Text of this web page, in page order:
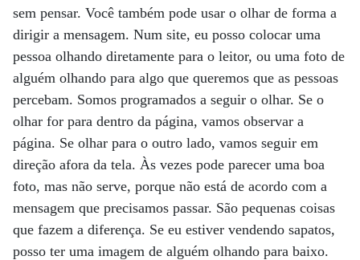
sem pensar. Você também pode usar o olhar de forma a
dirigir a mensagem. Num site, eu posso colocar uma
pessoa olhando diretamente para o leitor, ou uma foto de
alguém olhando para algo que queremos que as pessoas
percebam. Somos programados a seguir o olhar. Se o
olhar for para dentro da página, vamos observar a
página. Se olhar para o outro lado, vamos seguir em
direção afora da tela. Às vezes pode parecer uma boa
foto, mas não serve, porque não está de acordo com a
mensagem que precisamos passar. São pequenas coisas
que fazem a diferença. Se eu estiver vendendo sapatos,
posso ter uma imagem de alguém olhando para baixo.